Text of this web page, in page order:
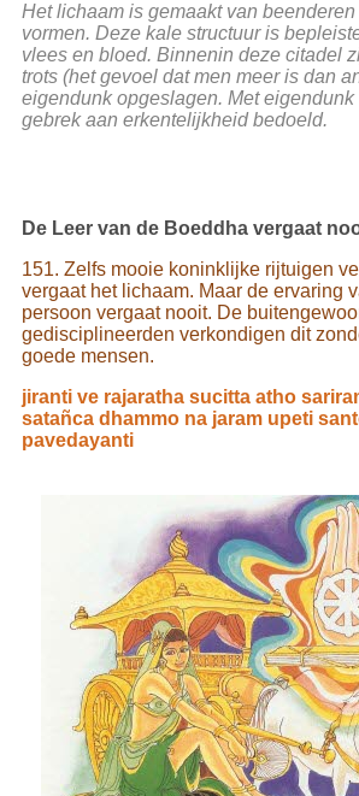
Het lichaam is gemaakt van
vormen. Deze kale structuur is
vlees en bloed. Binnenin deze citadel
trots (het gevoel dat men meer is dan
eigendunk opgeslagen. Met
gebrek aan erkentelijkheid bedoeld.
De Leer van de Boeddha vergaat
151. Zelfs mooie koninklijke rijtuigen
vergaat het lichaam. Maar de ervaring
persoon vergaat nooit. De
gedisciplineerden verkondigen dit
goede mensen.
jiranti ve rajaratha sucitta atho
satañca dhammo na jaram upeti
pavedayanti